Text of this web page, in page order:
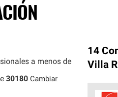
a menos de
30180 Cambiar
14
Villa